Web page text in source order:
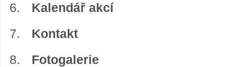
Formuláře a žádosti
Kalendář akcí
Kontakt
Fotogalerie